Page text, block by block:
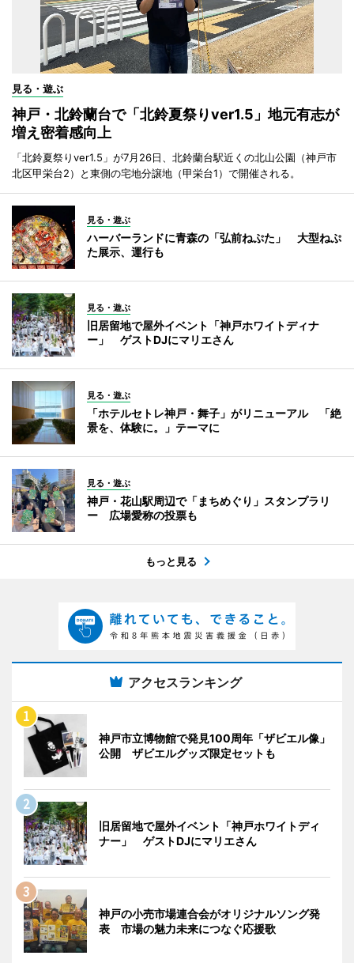
見る・遊ぶ
神戸・北鈴蘭台で「北鈴夏祭りver1.5」地元有志が
増え密着感向上
「北鈴夏祭りver1.5」が7月26日、北鈴蘭台駅近くの北山公園（神戸市
北区甲栄台2）と東側の宅地分譲地（甲栄台1）で開催される。
見る・遊ぶ
ハーバーランドに青森の「弘前ねぷた」 大型ねぷ
た展示、運行も
見る・遊ぶ
旧居留地で屋外イベント「神戸ホワイトディナ
ー」 ゲストDJにマリエさん
見る・遊ぶ
「ホテルセトレ神戸・舞子」がリニューアル 「絶
景を、体験に。」テーマに
見る・遊ぶ
神戸・花山駅周辺で「まちめぐり」スタンプラリ
ー 広場愛称の投票も
もっと見る
アクセスランキング
神戸市立博物館で発見100周年「ザビエル像」
公開 ザビエルグッズ限定セットも
旧居留地で屋外イベント「神戸ホワイトディ
ナー」 ゲストDJにマリエさん
神戸の小売市場連合会がオリジナルソング発
表 市場の魅力未来につなぐ応援歌